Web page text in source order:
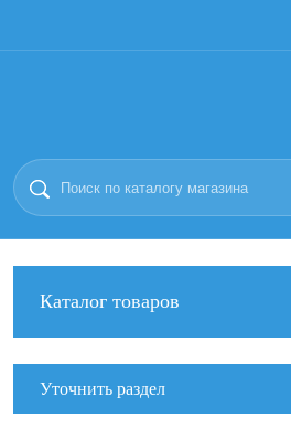
Каталог товаров
Уточнить раздел